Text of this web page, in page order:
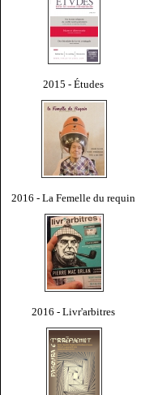
2015 - Études
2016 - La Femelle du requin
2016 - Livr'arbitres